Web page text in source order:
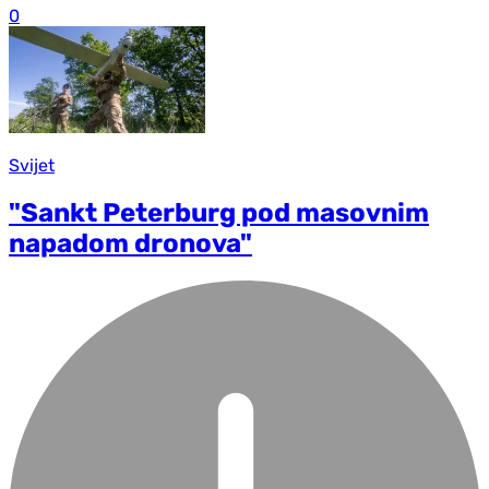
0
Svijet
"Sankt Peterburg pod masovnim
napadom dronova"